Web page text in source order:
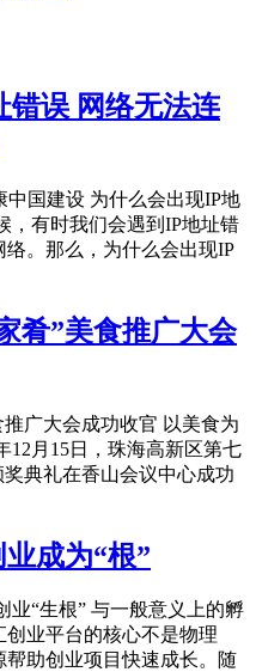
错误 网络无法连
国建设 为什么会出现IP地
，有时我们会遇到IP地址错
。那么，为什么会出现IP
肴”美食推广大会
推广大会成功收官 以美食为
12月15日，珠海高新区第七
典礼在香山会议中心成功
成为“根”
业“生根” 与一般意义上的孵
业平台的核心不是物理
助创业项目快速成长。随